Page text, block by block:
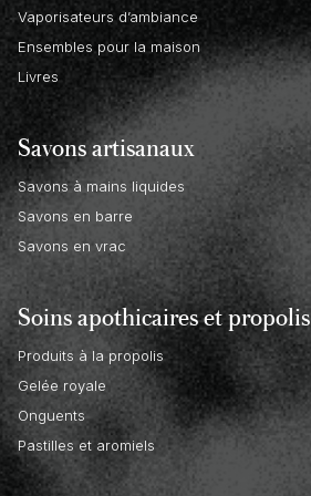
Vaporisateurs d’ambiance
Ensembles pour la maison
Livres
Savons artisanaux
Savons à mains liquides
Savons en barre
Savons en vrac
Soins apothicaires et propolis
Produits à la propolis
Gelée royale
Onguents
Pastilles et aromiels